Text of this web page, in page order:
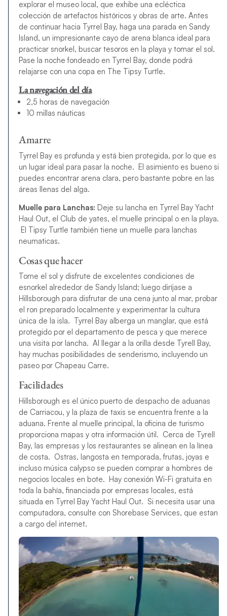
explorar el museo local, que exhibe una ecléctica
colección de artefactos históricos y obras de arte. Antes
de continuar hacia Tyrrel Bay, haga una parada en Sandy
Island, un impresionante cayo de arena blanca ideal para
practicar snorkel, buscar tesoros en la playa y tomar el sol.
Pase la noche fondeado en Tyrrel Bay, donde podrá
relajarse con una copa en The Tipsy Turtle.
La navegación del día
2,5 horas de navegación
10 millas náuticas
Amarre
Tyrrel Bay es profunda y está bien protegida, por lo que es
un lugar ideal para pasar la noche. El asimiento es bueno si
puedes encontrar arena clara, pero bastante pobre en las
áreas llenas del alga.
Muelle para Lanchas: Deje su lancha en Tyrrel Bay Yacht
Haul Out, el Club de yates, el muelle principal o en la playa.
El Tipsy Turtle también tiene un muelle para lanchas
neumaticas.
Cosas que hacer
Tome el sol y disfrute de excelentes condiciones de
esnorkel alrededor de Sandy Island; luego diríjase a
Hillsborough para disfrutar de una cena junto al mar, probar
el ron preparado localmente y experimentar la cultura
única de la isla. Tyrrel Bay alberga un manglar, que está
protegido por el departamento de pesca y que merece
una visita por lancha. Al llegar a la orilla desde Tyrell Bay,
hay muchas posibilidades de senderismo, incluyendo un
paseo por Chapeau Carre.
Facilidades
Hillsborough es el único puerto de despacho de aduanas
de Carriacou, y la plaza de taxis se encuentra frente a la
aduana. Frente al muelle principal, la oficina de turismo
proporciona mapas y otra información útil. Cerca de Tyrell
Bay, las empresas y los restaurantes se alinean en la línea
de costa. Ostras, langosta en temporada, frutas, joyas e
incluso música calypso se pueden comprar a hombres de
negocios locales en bote. Hay conexión Wi-Fi gratuita en
toda la bahía, financiada por empresas locales, está
situada en Tyrrel Bay Yacht Haul Out. Si necesita usar una
computadora, consulte con Shorebase Services, que estan
a cargo del internet.